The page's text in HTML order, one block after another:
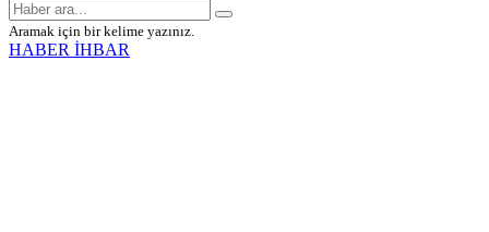
Aramak için bir kelime yazınız.
HABER İHBAR